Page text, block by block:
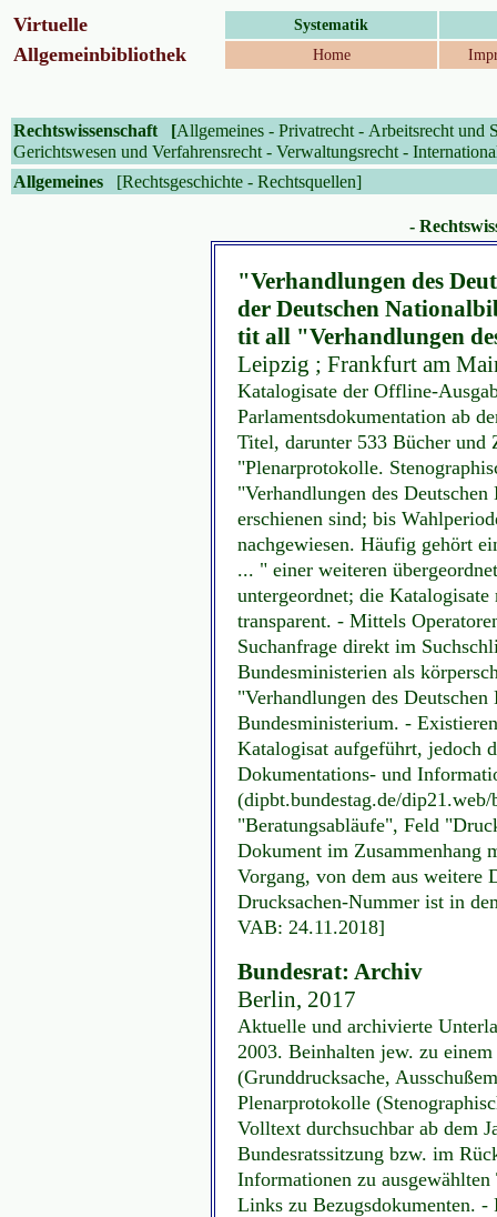
Virtuelle Systematik
Allgemeinbibliothek Home
Rechtswissenschaft [Allgemeines - Privatrecht - Arbeitsrecht und
Gerichtswesen und Verfahrensrecht - Verwaltungsrecht -
Allgemeines
[Rechtsgeschichte - Rechtsquellen]
-
"Verhandlungen des
der Deutschen
tit all "Verhandlungen
Leipzig ; Frankfurt am
Katalogisate der Offline-
Parlamentsdokumentation ab
Titel, darunter 533 Bücher und
"Plenarprotokolle.
"Verhandlungen des
erschienen sind; bis
nachgewiesen. Häufig gehört
... " einer weiteren
untergeordnet; die Katalogisate
transparent. - Mittels
Suchanfrage direkt im
Bundesministerien als
"Verhandlungen des
Bundesministerium. -
Katalogisat aufgeführt, jedoch
Dokumentations- und
(dipbt.bundestag.de/
"Beratungsabläufe", Feld
Dokument im Zusammenhang
Vorgang, von dem aus weitere
Drucksachen-Nummer ist in
VAB: 24.11.2018]
Bundesrat: Archiv
Berlin, 2017
Aktuelle und archivierte
2003. Beinhalten jew. zu
(Grunddrucksache,
Plenarprotokolle
Volltext durchsuchbar ab dem
Bundesratssitzung bzw. im
Informationen zu ausgewählten
Links zu Bezugsdokumenten. -